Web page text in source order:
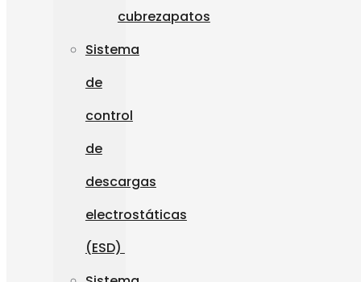
cubrezapatos
Sistema
de
control
de
descargas
electrostáticas
(ESD)